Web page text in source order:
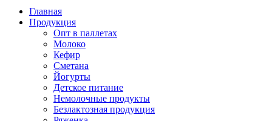
Главная
Продукция
Опт в паллетах
Молоко
Кефир
Сметана
Йогурты
Детское питание
Немолочные продукты
Безлактозная продукция